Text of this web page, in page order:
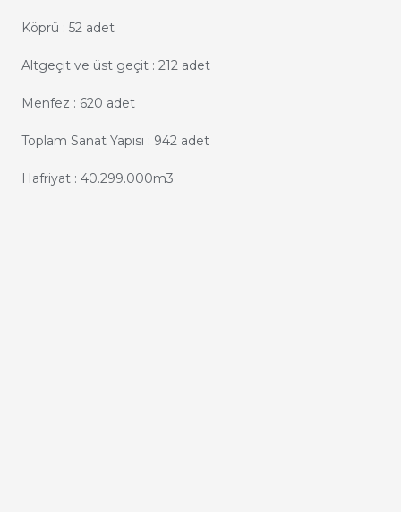
Köprü : 52 adet
Altgeçit ve üst geçit : 212 adet
Menfez : 620 adet
Toplam Sanat Yapısı : 942 adet
Hafriyat : 40.299.000m3